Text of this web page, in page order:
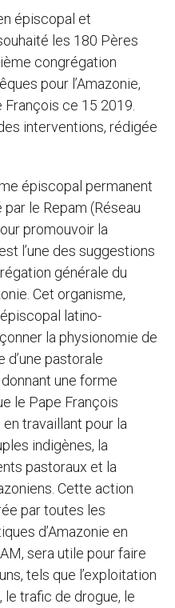
épiscopal et
les 180 Pères
congrégation
pour l’Amazonie,
ce 15 2019.
interventions, rédigée
épiscopal permanent
le Repam (Réseau
promouvoir la
l’une des suggestions
générale du
Cet organisme,
latino-
la physionomie de
d’une pastorale
une forme
le Pape François
travaillant pour la
indigènes, la
pastoraux et la
Cette action
par toutes les
d’Amazonie en
sera utile pour faire
tels que l’exploitation
le trafic de drogue, le